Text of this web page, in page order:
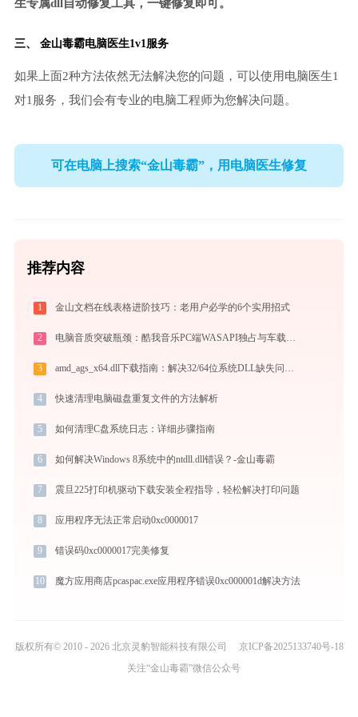
生专属dll自动修复工具，一键修复即可。
三、 金山毒霸电脑医生1v1服务
如果上面2种方法依然无法解决您的问题，可以使用电脑医生1
对1服务，我们会有专业的电脑工程师为您解决问题。
可在电脑上搜索“金山毒霸”，用电脑医生修复
推荐内容
1 金山文档在线表格进阶技巧：老用户必学的6个实用招式
2 电脑音质突破瓶颈：酷我音乐PC端WASAPI独占与车载拷歌终极实操
3 amd_ags_x64.dll下载指南：解决32/64位系统DLL缺失问题 | 官方免费安全下载
4 快速清理电脑磁盘重复文件的方法解析
5 如何清理C盘系统日志：详细步骤指南
6 如何解决Windows 8系统中的ntdll.dll错误？-金山毒霸
7 震旦225打印机驱动下载安装全程指导，轻松解决打印问题
8 应用程序无法正常启动0xc0000017
9 错误码0xc0000017完美修复
10 魔方应用商店pcaspac.exe应用程序错误0xc000001d解决方法
版权所有© 2010 - 2026 北京灵豹智能科技有限公司
京ICP备2025133740号-18
关注“金山毒霸”微信公众号